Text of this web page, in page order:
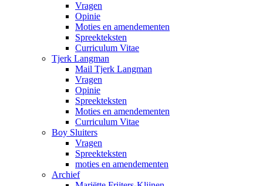
Vragen
Opinie
Moties en amendementen
Spreekteksten
Curriculum Vitae
Tjerk Langman
Mail Tjerk Langman
Vragen
Opinie
Spreekteksten
Moties en amendementen
Curriculum Vitae
Boy Sluiters
Vragen
Spreekteksten
moties en amendementen
Archief